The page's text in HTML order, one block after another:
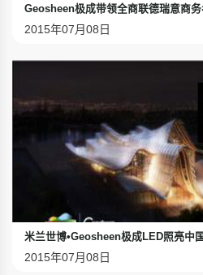
Geosheen极成带领全商联德瑞意商
2015年07月08日
米兰世博•Geosheen极成LED照亮中
2015年07月08日